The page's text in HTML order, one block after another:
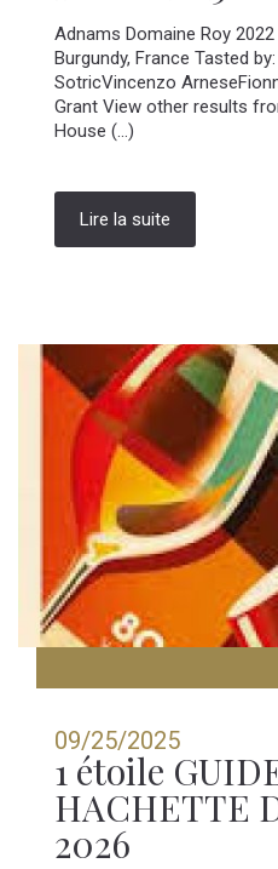
Adnams Domaine Roy
Burgundy, France Tasted
SotricVincenzo
Grant View other results
House (...)
Lire la suite
09/25/2025
1 étoile
HACHETTE
2026